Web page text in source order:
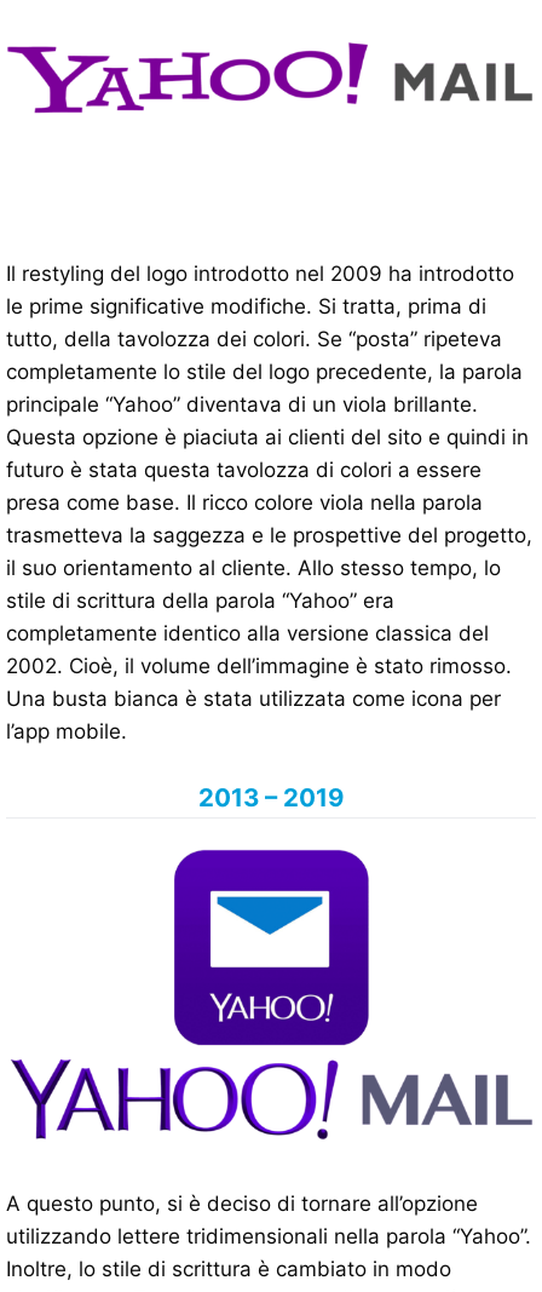
Il restyling del logo introdotto nel 2009 ha introdotto
le prime significative modifiche. Si tratta, prima di
tutto, della tavolozza dei colori. Se “posta” ripeteva
completamente lo stile del logo precedente, la parola
principale “Yahoo” diventava di un viola brillante.
Questa opzione è piaciuta ai clienti del sito e quindi in
futuro è stata questa tavolozza di colori a essere
presa come base. Il ricco colore viola nella parola
trasmetteva la saggezza e le prospettive del progetto,
il suo orientamento al cliente. Allo stesso tempo, lo
stile di scrittura della parola “Yahoo” era
completamente identico alla versione classica del
2002. Cioè, il volume dell’immagine è stato rimosso.
Una busta bianca è stata utilizzata come icona per
l’app mobile.
2013 – 2019
A questo punto, si è deciso di tornare all’opzione
utilizzando lettere tridimensionali nella parola “Yahoo”.
Inoltre, lo stile di scrittura è cambiato in modo